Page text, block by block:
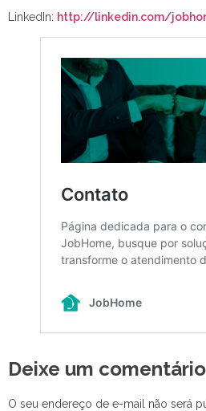
LinkedIn: http://linkedin.com/
Deixe um comentário
O seu endereço de e-mail não será